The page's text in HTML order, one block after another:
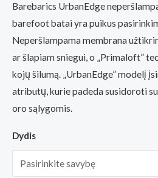
Barebarics UrbanEdge
barefoot batai yra puikus
Neperšlampama membrana
ar šlapiam sniegui, o „Primaloft”
kojų šilumą. „UrbanEdge” modelį
atributų, kurie padeda susidoroti
oro sąlygomis.
Dydis